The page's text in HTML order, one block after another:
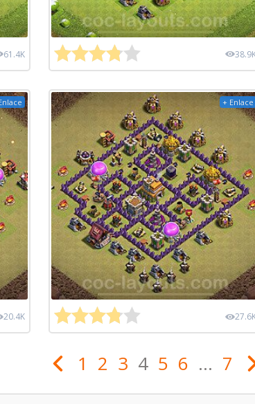
61.4K
20.4K
+ Enlace
1 2 3 4 5 6 ... 7